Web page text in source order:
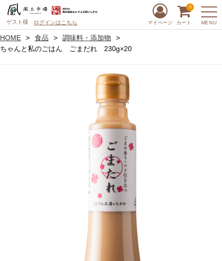
ゲスト様 ログインはこちら MENU
マイページ カート
0
HOME 食品
調味料・添加物
ちゃんと私のごはん ごまだれ 230g×20